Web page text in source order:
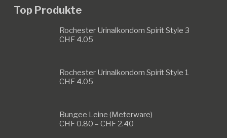
Top Produkte
Rochester Urinalkondom Spirit Style 3
CHF4.05
Rochester Urinalkondom Spirit Style 1
CHF4.05
Bungee Leine (Meterware)
CHF0.80 – CHF2.40Preisspanne: